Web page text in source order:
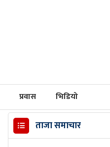
प्रवास भिडियो
ताजा समाचार